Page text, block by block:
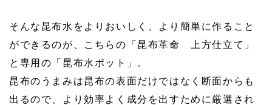
そんな昆布水をよりおいしく、より簡単に作ること
ができるのが、こちらの「昆布革命 上方仕立て」
と専用の「昆布水ポット」。
昆布のうまみは昆布の表面だけではなく断面からも
出るので、より効率よく成分を出すために厳選され